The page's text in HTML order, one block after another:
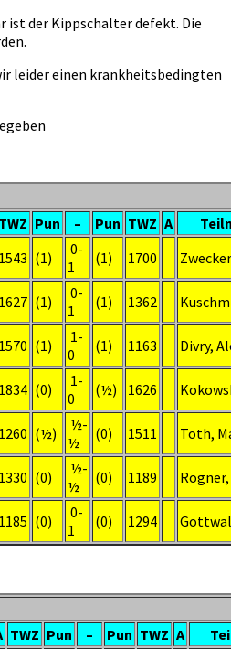
ist der Kippschalter defekt. Die
leider einen krankheitsbedingten
TWZ Pun – Pun TWZ A
1543 (1)
0-
1
(1) 1700
1627 (1)
0-
1
(1) 1362
1570 (1)
1-
0
(1) 1163 Divry,
1834 (0)
1-
0
(½) 1626
1260 (½)
½-
½
(0) 1511 Toth,
1330 (0)
½-
½
(0) 1189
1185 (0)
0-
1
(0) 1294
TWZ Pun – Pun TWZ A